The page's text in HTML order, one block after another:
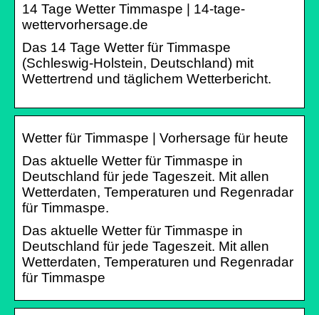
14 Tage Wetter Timmaspe | 14-tage-
wettervorhersage.de
Das 14 Tage Wetter für Timmaspe
(Schleswig-Holstein, Deutschland) mit
Wettertrend und täglichem Wetterbericht.
Wetter für Timmaspe | Vorhersage für heute
Das aktuelle Wetter für Timmaspe in
Deutschland für jede Tageszeit. Mit allen
Wetterdaten, Temperaturen und Regenradar
für Timmaspe.
Das aktuelle Wetter für Timmaspe in
Deutschland für jede Tageszeit. Mit allen
Wetterdaten, Temperaturen und Regenradar
für Timmaspe